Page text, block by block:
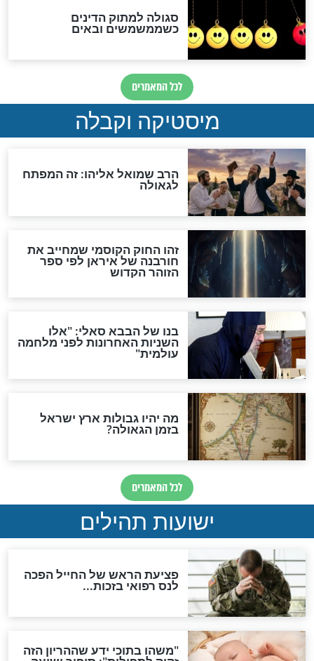
האם אפשר לחשב את הקץ?
מה יהיה בימות המשיח?
"לפני הגאולה תהיה אפיקורסות
והכחשה גדולה מאוד של
האמונה"
האם לאחר בוא המשיח יהיה
אפשר לחזור בתשובה?
לכל המאמרים
להמתקת הדינים וביטול
גזרות